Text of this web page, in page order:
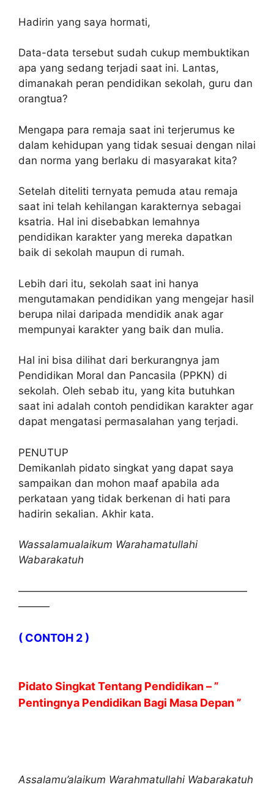
Hadirin yang saya hormati,
Data-data tersebut sudah cukup membuktikan
apa yang sedang terjadi saat ini. Lantas,
dimanakah peran pendidikan sekolah, guru dan
orangtua?
Mengapa para remaja saat ini terjerumus ke
dalam kehidupan yang tidak sesuai dengan nilai
dan norma yang berlaku di masyarakat kita?
Setelah diteliti ternyata pemuda atau remaja
saat ini telah kehilangan karakternya sebagai
ksatria. Hal ini disebabkan lemahnya
pendidikan karakter yang mereka dapatkan
baik di sekolah maupun di rumah.
Lebih dari itu, sekolah saat ini hanya
mengutamakan pendidikan yang mengejar hasil
berupa nilai daripada mendidik anak agar
mempunyai karakter yang baik dan mulia.
Hal ini bisa dilihat dari berkurangnya jam
Pendidikan Moral dan Pancasila (PPKN) di
sekolah. Oleh sebab itu, yang kita butuhkan
saat ini adalah contoh pendidikan karakter agar
dapat mengatasi permasalahan yang terjadi.
PENUTUP
Demikanlah pidato singkat yang dapat saya
sampaikan dan mohon maaf apabila ada
perkataan yang tidak berkenan di hati para
hadirin sekalian. Akhir kata.
Wassalamualaikum Warahamatullahi
Wabarakatuh
——————————————————————
———
( CONTOH 2 )
Pidato Singkat Tentang Pendidikan – ”
Pentingnya Pendidikan Bagi Masa Depan ”
Assalamu’alaikum Warahmatullahi Wabarakatuh